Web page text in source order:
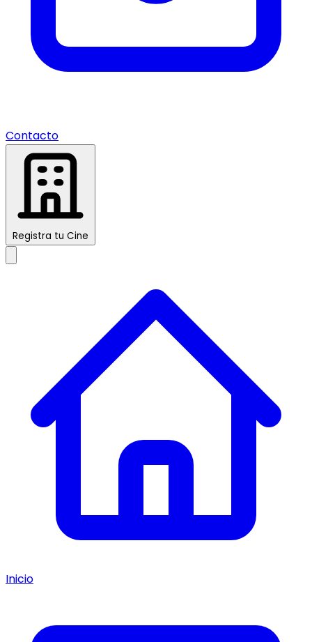
Contacto
Registra tu Cine
Inicio